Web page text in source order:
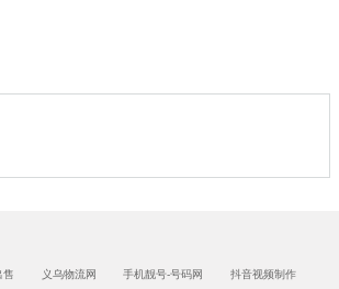
售 义乌物流网 手机靓号-号码网
抖音视频制作